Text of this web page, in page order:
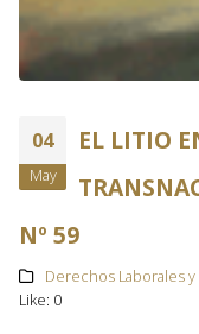
04
May
EL LITIO
Nº 59
Derechos Laborales y
Like: 0